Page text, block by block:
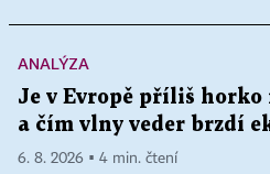
ANALÝZA
Je v Evropě příliš horko
a čím vlny veder brzdí
6. 8. 2026 ▪ 4 min. čtení